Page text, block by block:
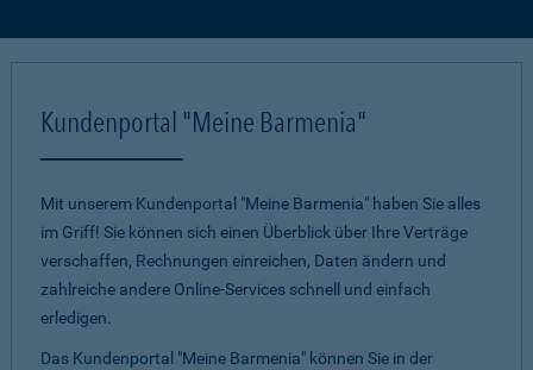
Kundenportal "Meine Barmenia"
Mit unserem Kundenportal "Meine Barmenia" haben Sie alles
im Griff! Sie können sich einen Überblick über Ihre Verträge
verschaffen, Rechnungen einreichen, Daten ändern und
zahlreiche andere Online-Services schnell und einfach
erledigen.
Das Kundenportal "Meine Barmenia" können Sie in der